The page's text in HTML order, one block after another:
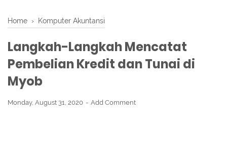
Home › Komputer Akuntansi
Langkah-Langkah Mencatat
Pembelian Kredit dan Tunai di
Myob
Monday, August 31, 2020 Add Comment